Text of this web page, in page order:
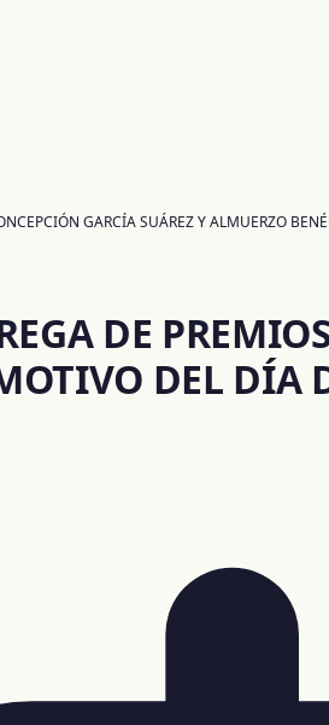
GARCÍA SUÁREZ Y ALMUERZO
DE
DEL DÍA